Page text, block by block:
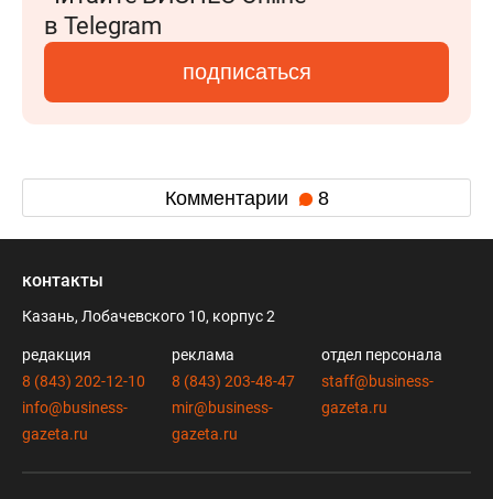
в Telegram
подписаться
Комментарии 8
контакты
Казань, Лобачевского 10, корпус 2
редакция
8 (843) 202-12-10
info@business-
gazeta.ru
реклама
8 (843) 203-48-47
mir@business-
gazeta.ru
отдел персонала
staff@business-
gazeta.ru